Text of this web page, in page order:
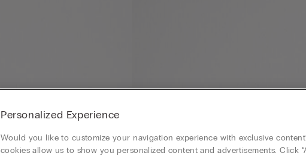
Personalized Experience
Would you like to customize your navigation experience with exclusive
cookies allow us to show you personalized content and advertisements. Click